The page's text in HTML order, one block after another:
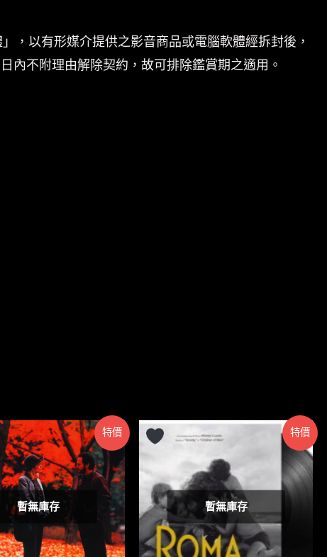
，以有形媒介提供之影音商品或電腦軟體經拆封後，
內不附理由解除契約，故可排除鑑賞期之適用。
特價
暫無庫存
特價
暫無庫存